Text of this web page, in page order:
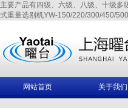
主要产品有四级、六级、八级、十级
式重量选别机YW-150/220/300/450/
网站首页 关于我们